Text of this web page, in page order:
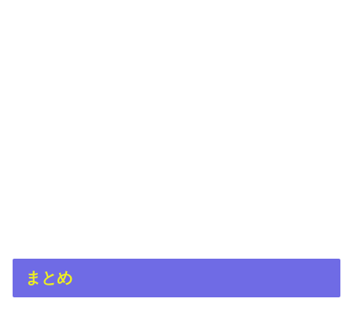
まとめ